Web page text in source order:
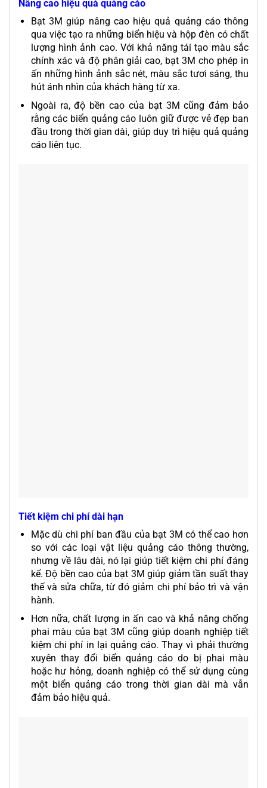
Nâng cao hiệu quả quảng cáo
Bạt 3M giúp nâng cao hiệu quả quảng cáo thông
qua việc tạo ra những biển hiệu và hộp đèn có chất
lượng hình ảnh cao. Với khả năng tái tạo màu sắc
chính xác và độ phân giải cao, bạt 3M cho phép in
ấn những hình ảnh sắc nét, màu sắc tươi sáng, thu
hút ánh nhìn của khách hàng từ xa.
Ngoài ra, độ bền cao của bạt 3M cũng đảm bảo
rằng các biển quảng cáo luôn giữ được vẻ đẹp ban
đầu trong thời gian dài, giúp duy trì hiệu quả quảng
cáo liên tục.
Tiết kiệm chi phí dài hạn
Mặc dù chi phí ban đầu của bạt 3M có thể cao hơn
so với các loại vật liệu quảng cáo thông thường,
nhưng về lâu dài, nó lại giúp tiết kiệm chi phí đáng
kể. Độ bền cao của bạt 3M giúp giảm tần suất thay
thế và sửa chữa, từ đó giảm chi phí bảo trì và vận
hành.
Hơn nữa, chất lượng in ấn cao và khả năng chống
phai màu của bạt 3M cũng giúp doanh nghiệp tiết
kiệm chi phí in lại quảng cáo. Thay vì phải thường
xuyên thay đổi biển quảng cáo do bị phai màu
hoặc hư hỏng, doanh nghiệp có thể sử dụng cùng
một biển quảng cáo trong thời gian dài mà vẫn
đảm bảo hiệu quả.